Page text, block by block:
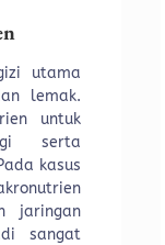
utama
lemak.
untuk
serta
kasus
jaringan
sangat